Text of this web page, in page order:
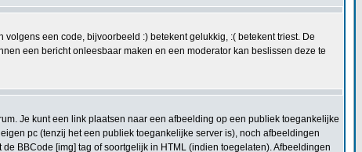
een code, bijvoorbeeld :) betekent gelukkig, :( betekent triest. De
een bericht onleesbaar maken en een moderator kan beslissen deze te
Je kunt een link plaatsen naar een afbeelding op een publiek toegankelijke
pc (tenzij het een publiek toegankelijke server is), noch afbeeldingen
BBCode [img] tag of soortgelijk in HTML (indien toegelaten). Afbeeldingen